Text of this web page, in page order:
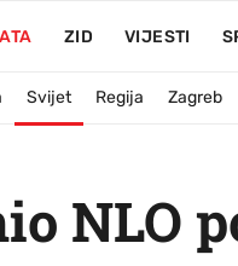
ZID VIJESTI
Svijet Regija Zagreb
NLO